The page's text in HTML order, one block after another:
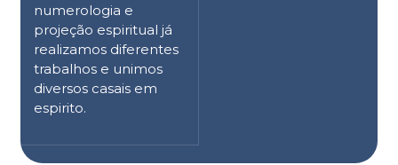
numerologia e
projeção espiritual já
realizamos diferentes
trabalhos e unimos
diversos casais em
espirito.